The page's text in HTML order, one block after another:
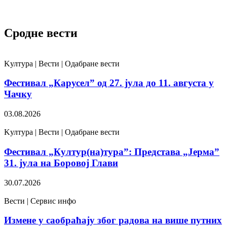
Сродне вести
Kултура | Вести | Одабране вести
Фестивал „Карусел” од 27. јула до 11. августа у
Чачку
03.08.2026
Kултура | Вести | Одабране вести
Фестивал „Култур(на)тура”: Представа „Јерма”
31. јула на Боровој Глави
30.07.2026
Вести | Сервис инфо
Измене у саобраћају због радова на више путних